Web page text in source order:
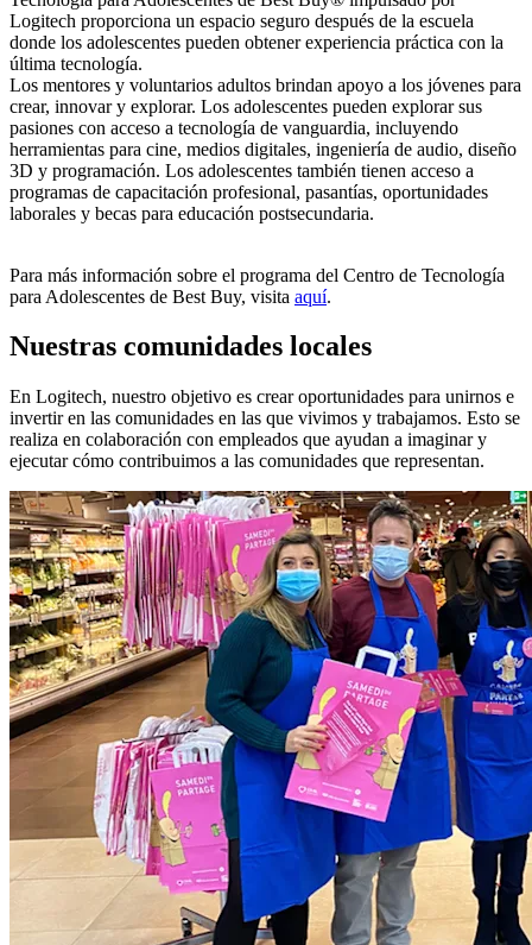
Logitech proporciona un espacio seguro después de la escuela
donde los adolescentes pueden obtener experiencia práctica con la
última tecnología.
Los mentores y voluntarios adultos brindan apoyo a los jóvenes para
crear, innovar y explorar. Los adolescentes pueden explorar sus
pasiones con acceso a tecnología de vanguardia, incluyendo
herramientas para cine, medios digitales, ingeniería de audio, diseño
3D y programación. Los adolescentes también tienen acceso a
programas de capacitación profesional, pasantías, oportunidades
laborales y becas para educación postsecundaria.
Para más información sobre el programa del Centro de Tecnología
para Adolescentes de Best Buy, visita aquí.
Nuestras comunidades locales
En Logitech, nuestro objetivo es crear oportunidades para unirnos e
invertir en las comunidades en las que vivimos y trabajamos. Esto se
realiza en colaboración con empleados que ayudan a imaginar y
ejecutar cómo contribuimos a las comunidades que representan.